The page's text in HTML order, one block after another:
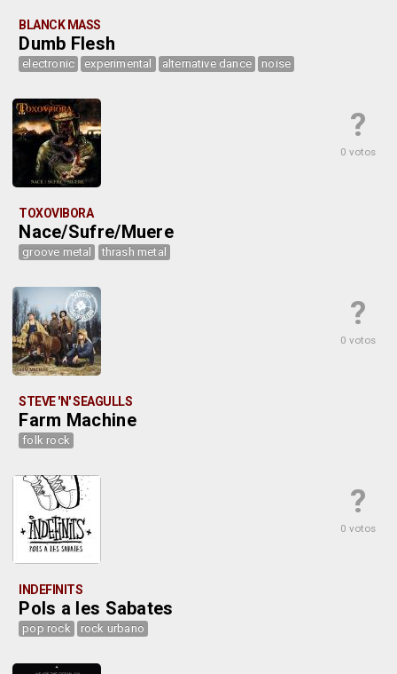
BLANCK MASS
Dumb Flesh
electronic experimental alternative dance noise
?
0 votos
TOXOVIBORA
Nace/Sufre/Muere
groove metal thrash metal
?
0 votos
STEVE 'N' SEAGULLS
Farm Machine
folk rock
?
0 votos
INDEFINITS
Pols a les Sabates
pop rock rock urbano